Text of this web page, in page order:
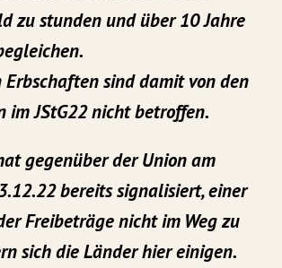
zu stunden und über 10 Jahre
Erbschaften sind damit von den
im JStG22 nicht betroffen.
gegenüber der Union am
bereits signalisiert, einer
Freibeträge nicht im Weg zu
sich die Länder hier einigen.